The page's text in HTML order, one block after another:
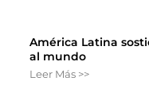
América Latina
al mundo
Leer Más >>